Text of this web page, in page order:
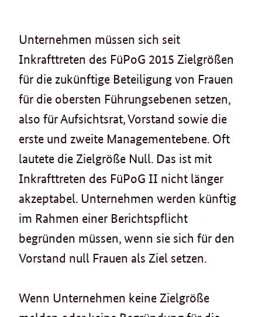
Unternehmen müssen sich seit
Inkrafttreten des FüPoG 2015 Zielgrößen
für die zukünftige Beteiligung von Frauen
für die obersten Führungsebenen setzen,
also für Aufsichtsrat, Vorstand sowie die
erste und zweite Managementebene. Oft
lautete die Zielgröße Null. Das ist mit
Inkrafttreten des FüPoG II nicht länger
akzeptabel. Unternehmen werden künftig
im Rahmen einer Berichtspflicht
begründen müssen, wenn sie sich für den
Vorstand null Frauen als Ziel setzen.
Wenn Unternehmen keine Zielgröße